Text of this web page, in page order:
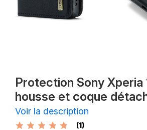
Protection Sony Xperia
housse et coque
Voir la description
(1)